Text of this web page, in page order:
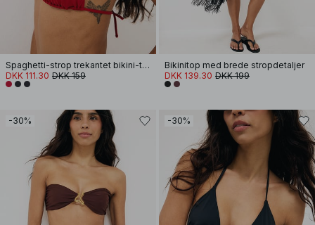
Spaghetti-strop trekantet bikini-top
DKK 111.30 DKK 159
Bikinitop med brede stropdetaljer
DKK 139.30 DKK 199
-30% -30%